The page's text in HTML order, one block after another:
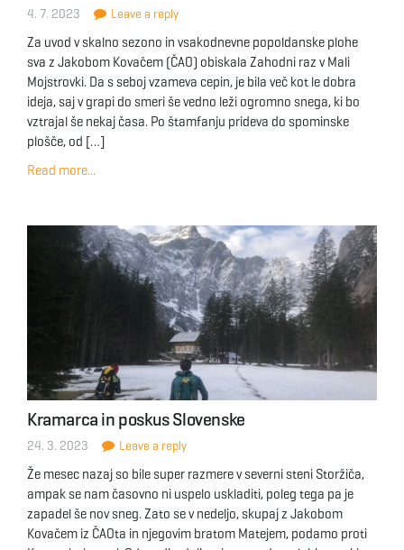
4. 7. 2023 Leave a reply
Za uvod v skalno sezono in vsakodnevne popoldanske plohe
sva z Jakobom Kovačem (ČAO) obiskala Zahodni raz v Mali
Mojstrovki. Da s seboj vzameva cepin, je bila več kot le dobra
ideja, saj v grapi do smeri še vedno leži ogromno snega, ki bo
vztrajal še nekaj časa. Po štamfanju prideva do spominske
plošče, od […]
Read more...
Kramarca in poskus Slovenske
24. 3. 2023 Leave a reply
Že mesec nazaj so bile super razmere v severni steni Storžiča,
ampak se nam časovno ni uspelo uskladiti, poleg tega pa je
zapadel še nov sneg. Zato se v nedeljo, skupaj z Jakobom
Kovačem iz ČAOta in njegovim bratom Matejem, podamo proti